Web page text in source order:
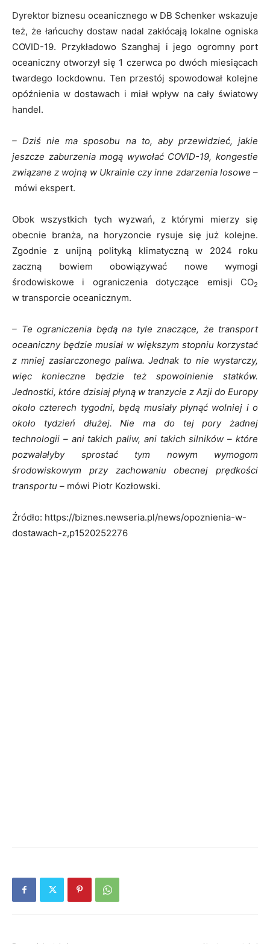
Dyrektor biznesu oceanicznego w DB Schenker wskazuje
też, że łańcuchy dostaw nadal zakłócają lokalne ogniska
COVID-19. Przykładowo Szanghaj i jego ogromny port
oceaniczny otworzył się 1 czerwca po dwóch miesiącach
twardego lockdownu. Ten przestój spowodował kolejne
opóźnienia w dostawach i miał wpływ na cały światowy
handel.
– Dziś nie ma sposobu na to, aby przewidzieć, jakie
jeszcze zaburzenia mogą wywołać COVID-19, kongestie
związane z wojną w Ukrainie czy inne zdarzenia losowe –
mówi ekspert.
Obok wszystkich tych wyzwań, z którymi mierzy się
obecnie branża, na horyzoncie rysuje się już kolejne.
Zgodnie z unijną polityką klimatyczną w 2024 roku
zaczną bowiem obowiązywać nowe wymogi
środowiskowe i ograniczenia dotyczące emisji CO2
w transporcie oceanicznym.
– Te ograniczenia będą na tyle znaczące, że transport
oceaniczny będzie musiał w większym stopniu korzystać
z mniej zasiarczonego paliwa. Jednak to nie wystarczy,
więc konieczne będzie też spowolnienie statków.
Jednostki, które dzisiaj płyną w tranzycie z Azji do Europy
około czterech tygodni, będą musiały płynąć wolniej i o
około tydzień dłużej. Nie ma do tej pory żadnej
technologii – ani takich paliw, ani takich silników – które
pozwalałyby sprostać tym nowym wymogom
środowiskowym przy zachowaniu obecnej prędkości
transportu – mówi Piotr Kozłowski.
Źródło: https://biznes.newseria.pl/news/opoznienia-w-
dostawach-z,p1520252276